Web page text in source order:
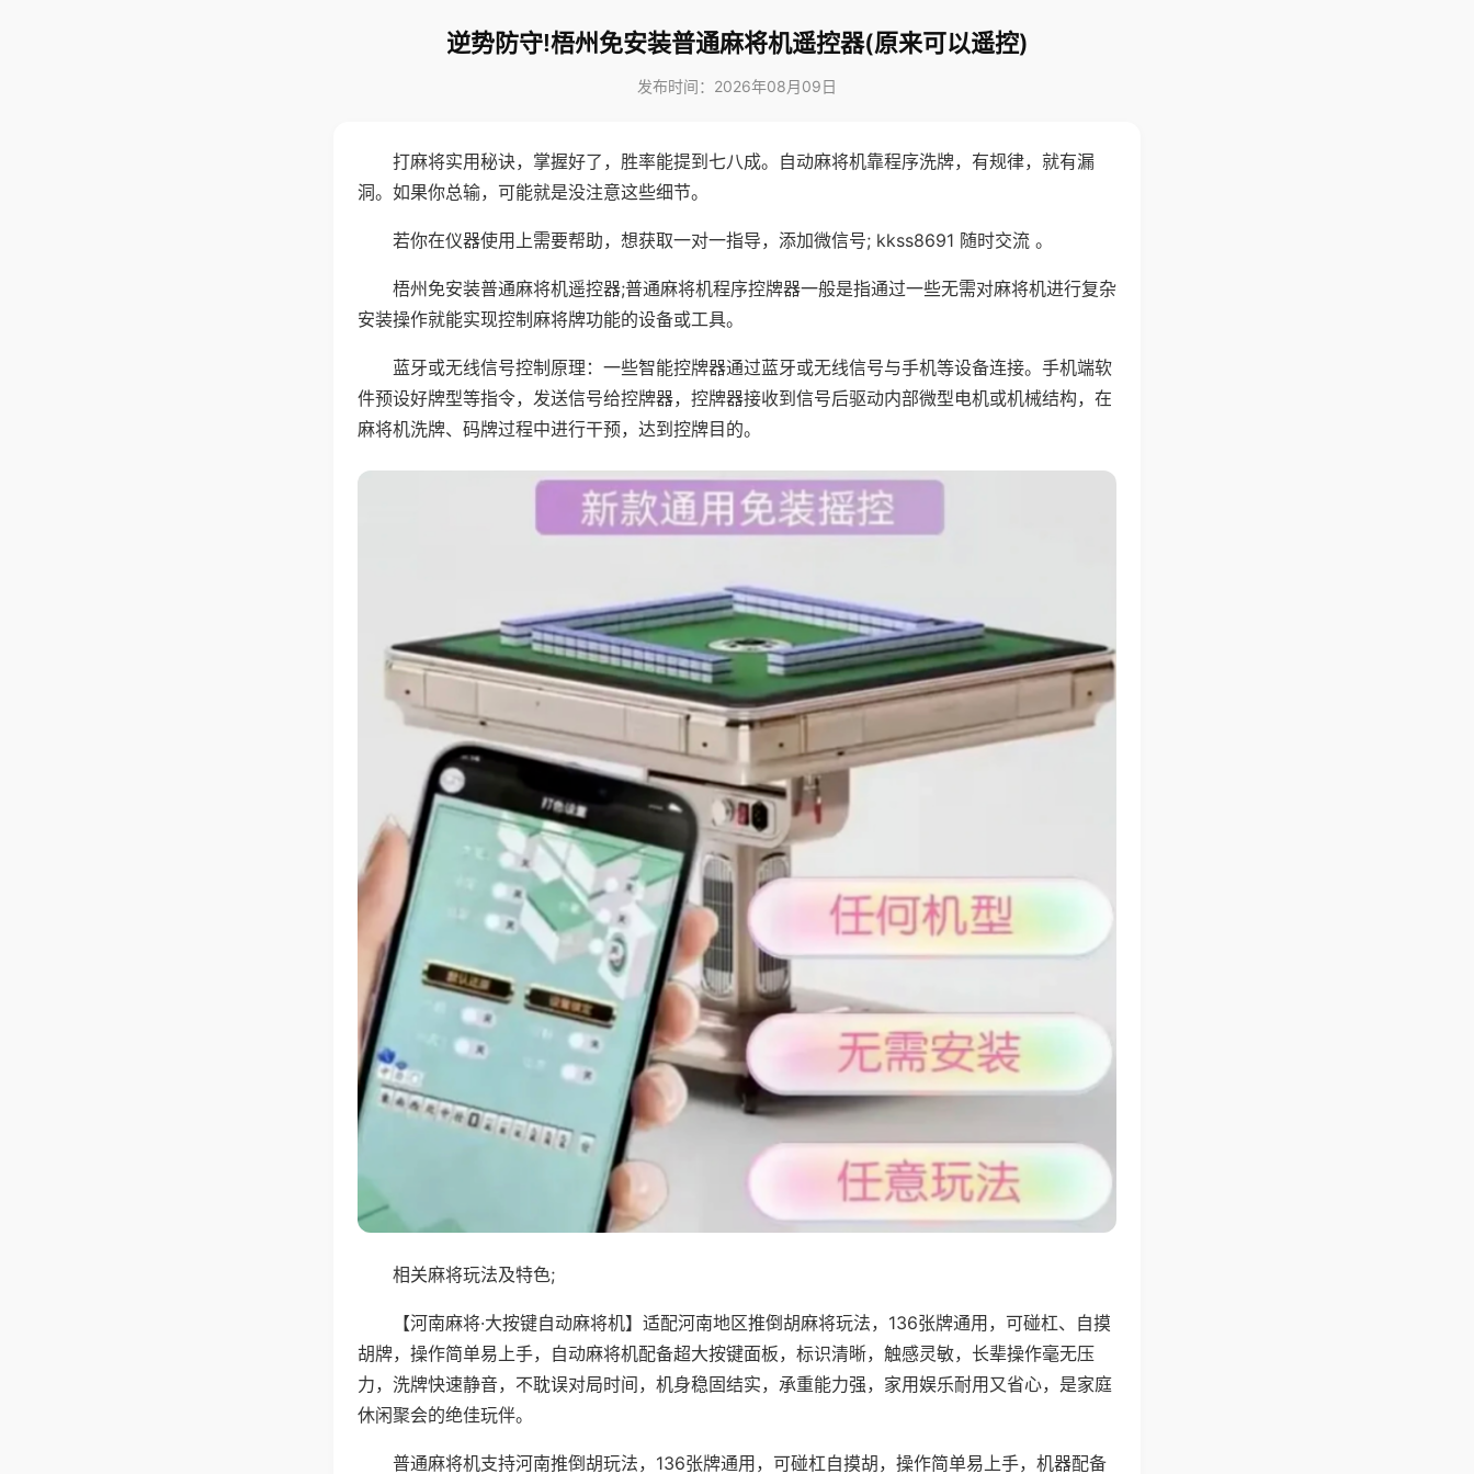
逆势防守!梧州免安装普通麻将机遥控器(原来可以遥控)
发布时间：2026年08月09日
打麻将实用秘诀，掌握好了，胜率能提到七八成。自动麻将机靠程序洗牌，有规律，就有漏
洞。如果你总输，可能就是没注意这些细节。
若你在仪器使用上需要帮助，想获取一对一指导，添加微信号; kkss8691 随时交流 。
梧州免安装普通麻将机遥控器;普通麻将机程序控牌器一般是指通过一些无需对麻将机进行复杂
安装操作就能实现控制麻将牌功能的设备或工具。
蓝牙或无线信号控制原理：一些智能控牌器通过蓝牙或无线信号与手机等设备连接。手机端软
件预设好牌型等指令，发送信号给控牌器，控牌器接收到信号后驱动内部微型电机或机械结构，在
麻将机洗牌、码牌过程中进行干预，达到控牌目的。
相关麻将玩法及特色;
【河南麻将·大按键自动麻将机】适配河南地区推倒胡麻将玩法，136张牌通用，可碰杠、自摸
胡牌，操作简单易上手，自动麻将机配备超大按键面板，标识清晰，触感灵敏，长辈操作毫无压
力，洗牌快速静音，不耽误对局时间，机身稳固结实，承重能力强，家用娱乐耐用又省心，是家庭
休闲聚会的绝佳玩伴。
普通麻将机支持河南推倒胡玩法，136张牌通用，可碰杠自摸胡，操作简单易上手，机器配备